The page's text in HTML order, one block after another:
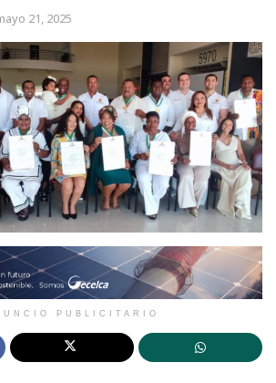
21, 2025
PUBLICITARIO